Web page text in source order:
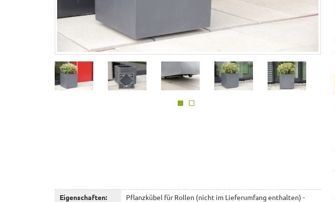
Eigenschaften:
Pflanzkübel für Rollen (nicht im Lieferumfang enthalten) -